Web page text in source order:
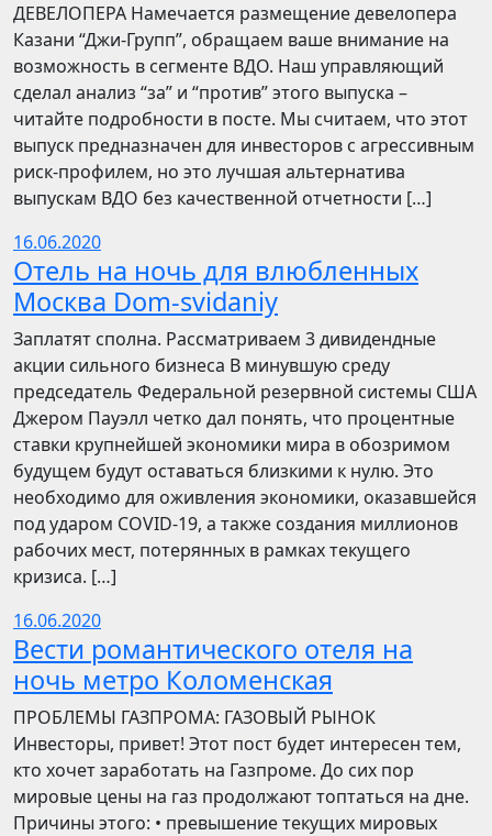
ДЕВЕЛОПЕРА Намечается размещение девелопера
Казани “Джи-Групп”, обращаем ваше внимание на
возможность в сегменте ВДО. Наш управляющий
сделал анализ “за” и “против” этого выпуска –
читайте подробности в посте. Мы считаем, что этот
выпуск предназначен для инвесторов с агрессивным
риск-профилем, но это лучшая альтернатива
выпускам ВДО без качественной отчетности […]
16.06.2020
Отель на ночь для влюбленных
Москва Dom-svidaniy
Заплатят сполна. Рассматриваем 3 дивидендные
акции сильного бизнеса В минувшую среду
председатель Федеральной резервной системы США
Джером Пауэлл четко дал понять, что процентные
ставки крупнейшей экономики мира в обозримом
будущем будут оставаться близкими к нулю. Это
необходимо для оживления экономики, оказавшейся
под ударом COVID-19, а также создания миллионов
рабочих мест, потерянных в рамках текущего
кризиса. […]
16.06.2020
Вести романтического отеля на
ночь метро Коломенская
ПРОБЛЕМЫ ГАЗПРОМА: ГАЗОВЫЙ РЫНОК
Инвесторы, привет! Этот пост будет интересен тем,
кто хочет заработать на Газпроме. До сих пор
мировые цены на газ продолжают топтаться на дне.
Причины этого: • превышение текущих мировых